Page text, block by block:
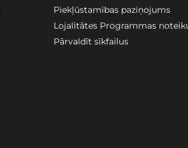
Piekļūstamības paziņojums
Lojalitātes Programmas
Pārvaldīt sīkfailus